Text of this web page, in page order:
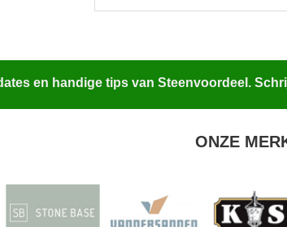
en handige tips van Steenvoordeel.
ONZE